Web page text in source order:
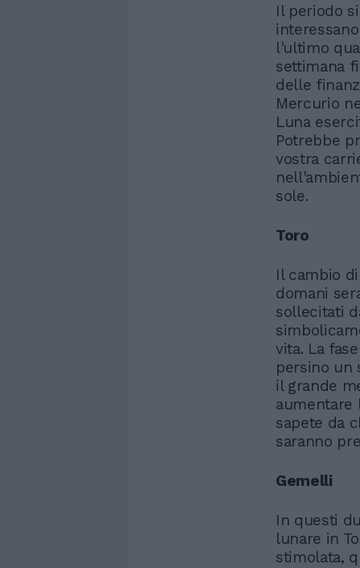
Il periodo
l'ultimo
settimana
delle
Mercurio
Luna
Potrebbe
vostra
sole.
Toro
Il cambio
domani
sollecitati
vita. La
persino un
il grande
aumentare
sapete da
saranno
Gemelli
In questi
lunare in
stimolata,